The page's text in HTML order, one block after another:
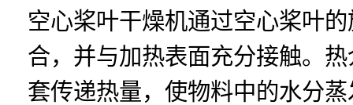
空心桨叶干燥机通过空心桨叶
合，并与加热表面充分接触。
套传递热量，使物料中的水分